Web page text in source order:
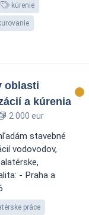
kúrenie
oblasti
a kúrenia
2 000 eur
stavebné
vodovodov,
- Praha a
práce